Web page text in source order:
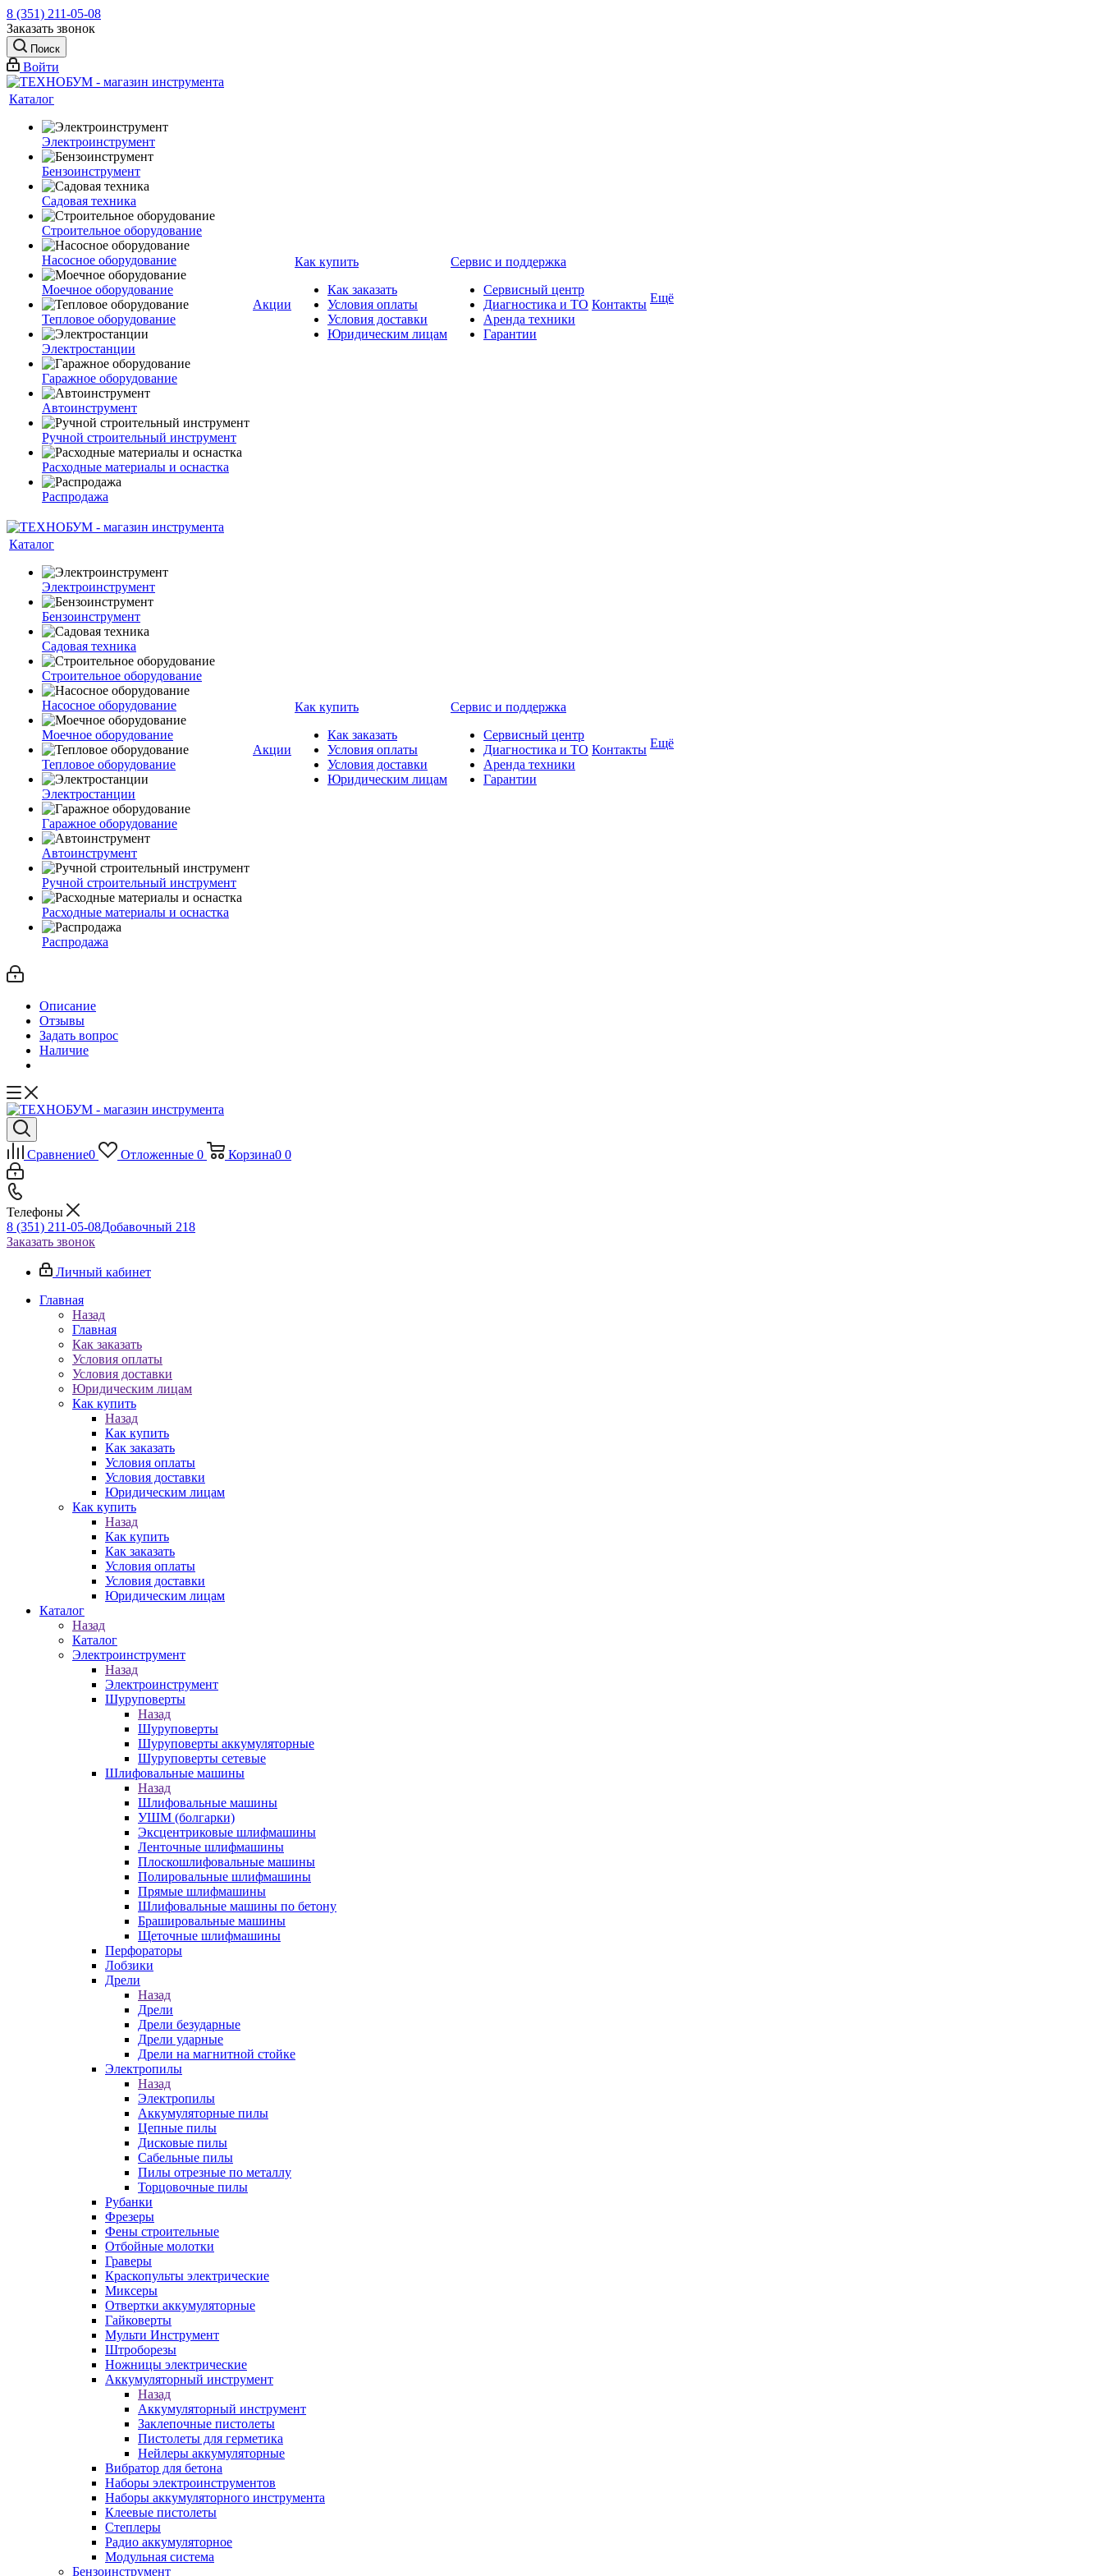
8 (351) 211-05-08
Заказать звонок
Поиск
Войти
Каталог
Электроинструмент
Бензоинструмент
Садовая техника
Строительное оборудование
Насосное оборудование
Моечное оборудование
Тепловое оборудование
Электростанции
Гаражное оборудование
Автоинструмент
Ручной строительный инструмент
Расходные материалы и оснастка
Распродажа
Акции
Как купить
Как заказать
Условия оплаты
Условия доставки
Юридическим лицам
Сервис и поддержка
Сервисный центр
Диагностика и ТО
Аренда техники
Гарантии
Контакты Ещё
Каталог
Электроинструмент
Бензоинструмент
Садовая техника
Строительное оборудование
Насосное оборудование
Моечное оборудование
Тепловое оборудование
Электростанции
Гаражное оборудование
Автоинструмент
Ручной строительный инструмент
Расходные материалы и оснастка
Распродажа
Акции
Как купить
Как заказать
Условия оплаты
Условия доставки
Юридическим лицам
Сервис и поддержка
Сервисный центр
Диагностика и ТО
Аренда техники
Гарантии
Контакты Ещё
Описание
Отзывы
Задать вопрос
Наличие
Сравнение0 Отложенные 0 Корзина0 0
Телефоны
8 (351) 211-05-08Добавочный 218
Заказать звонок
Личный кабинет
Главная
Назад
Главная
Как заказать
Условия оплаты
Условия доставки
Юридическим лицам
Как купить
Назад
Как купить
Как заказать
Условия оплаты
Условия доставки
Юридическим лицам
Как купить
Назад
Как купить
Как заказать
Условия оплаты
Условия доставки
Юридическим лицам
Каталог
Назад
Каталог
Электроинструмент
Назад
Электроинструмент
Шуруповерты
Назад
Шуруповерты
Шуруповерты аккумуляторные
Шуруповерты сетевые
Шлифовальные машины
Назад
Шлифовальные машины
УШМ (болгарки)
Эксцентриковые шлифмашины
Ленточные шлифмашины
Плоскошлифовальные машины
Полировальные шлифмашины
Прямые шлифмашины
Шлифовальные машины по бетону
Брашировальные машины
Щеточные шлифмашины
Перфораторы
Лобзики
Дрели
Назад
Дрели
Дрели безударные
Дрели ударные
Дрели на магнитной стойке
Электропилы
Назад
Электропилы
Аккумуляторные пилы
Цепные пилы
Дисковые пилы
Сабельные пилы
Пилы отрезные по металлу
Торцовочные пилы
Рубанки
Фрезеры
Фены строительные
Отбойные молотки
Граверы
Краскопульты электрические
Миксеры
Отвертки аккумуляторные
Гайковерты
Мульти Инструмент
Штроборезы
Ножницы электрические
Аккумуляторный инструмент
Назад
Аккумуляторный инструмент
Заклепочные пистолеты
Пистолеты для герметика
Нейлеры аккумуляторные
Вибратор для бетона
Наборы электроинструментов
Наборы аккумуляторного инструмента
Клеевые пистолеты
Степлеры
Радио аккумуляторное
Модульная система
Бензоинструмент